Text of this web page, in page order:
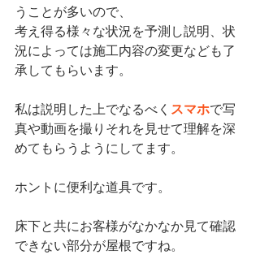
うことが多いので、
考え得る様々な状況を予測し説明、状
況によっては施工内容の変更なども了
承してもらいます。
私は説明した上でなるべく スマホで写
真や動画を撮りそれを見せて理解を深
めてもらうようにしてます。
ホントに便利な道具です。
床下と共にお客様がなかなか見て確認
できない部分が屋根ですね。